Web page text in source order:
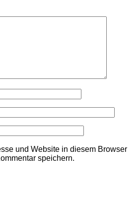
und Website in diesem Browser
speichern.